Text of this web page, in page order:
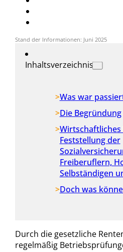
Stand der Informationen: Juni 2025
Inhaltsverzeichnis
Was war
Die Begründung
Wirtschaftliches
Feststellung der
Freiberuflern,
Selbständigen
Doch was
Durch die gesetzliche
regelmäßig